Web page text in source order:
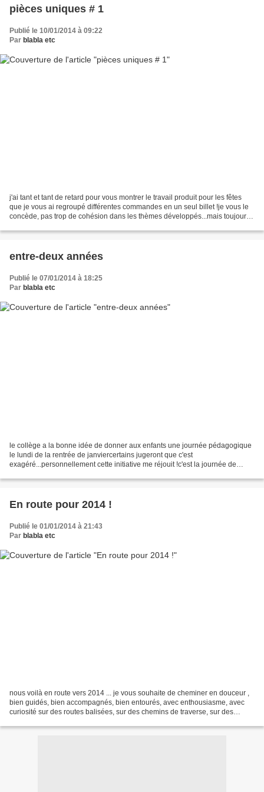
pièces uniques # 1
Publié le 10/01/2014 à 09:22
Par blabla etc
j'ai tant et tant de retard pour vous montrer le travail produit pour les fêtes
que je vous ai regroupé différentes commandes en un seul billet !je vous le
concède, pas trop de cohésion dans les thèmes développés...mais toujours
entre-deux années
Publié le 07/01/2014 à 18:25
Par blabla etc
le collège a la bonne idée de donner aux enfants une journée pédagogique
le lundi de la rentrée de janviercertains jugeront que c'est
exagéré...personnellement cette initiative me réjouit !c'est la journée de
En route pour 2014 !
Publié le 01/01/2014 à 21:43
Par blabla etc
nous voilà en route vers 2014 ... je vous souhaite de cheminer en douceur ,
bien guidés, bien accompagnés, bien entourés, avec enthousiasme, avec
curiosité sur des routes balisées, sur des chemins de traverse, sur des